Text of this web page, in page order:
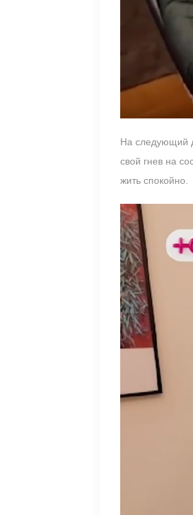
На следующий
свой гнев на
жить спокойно.